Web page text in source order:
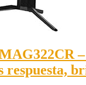
respuesta,